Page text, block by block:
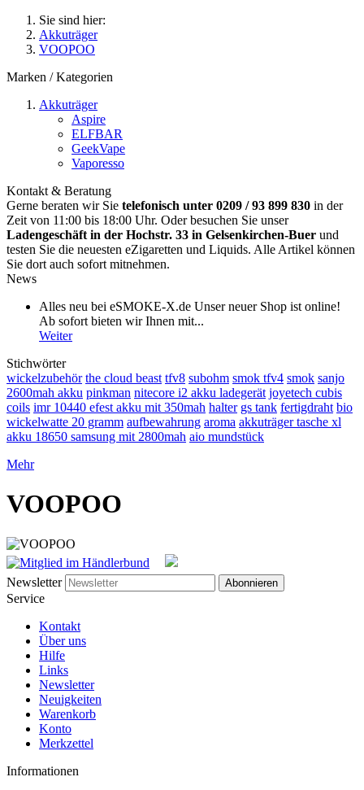
Sie sind hier:
Akkuträger
VOOPOO
Marken / Kategorien
Akkuträger
Aspire
ELFBAR
GeekVape
Vaporesso
Kontakt & Beratung
Gerne beraten wir Sie telefonisch unter 0209 / 93 899 830 in der
Zeit von 11:00 bis 18:00 Uhr. Oder besuchen Sie unser
Ladengeschäft in der Hochstr. 33 in Gelsenkirchen-Buer und
testen Sie die neuesten eZigaretten und Liquids. Alle Artikel können
Sie dort auch sofort mitnehmen.
News
Alles neu bei eSMOKE-X.de Unser neuer Shop ist online!
Ab sofort bieten wir Ihnen mit...
Weiter
Stichwörter
wickelzubehör the cloud beast tfv8 subohm smok tfv4 smok sanjo
2600mah akku pinkman nitecore i2 akku ladegerät joyetech cubis
coils imr 10440 efest akku mit 350mah halter gs tank fertigdraht bio
wickelwatte 20 gramm aufbewahrung aroma akkuträger tasche xl
akku 18650 samsung mit 2800mah aio mundstück
Mehr
VOOPOO
Newsletter Abonnieren
Service
Kontakt
Über uns
Hilfe
Links
Newsletter
Neuigkeiten
Warenkorb
Konto
Merkzettel
Informationen